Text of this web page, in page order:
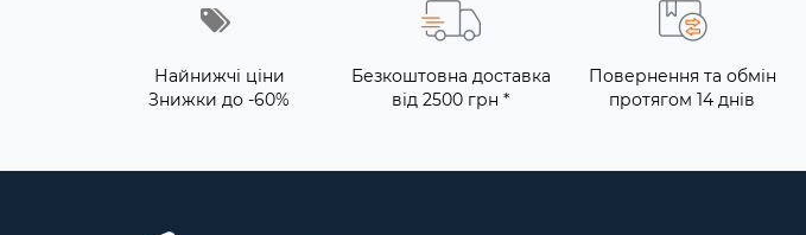
Найнижчі ціни
Знижки до -60%
Безкоштовна доставка
від 2500 грн *
Повернення та обмін
протягом 14 днів